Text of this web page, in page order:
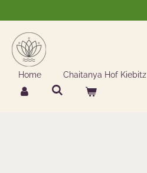
Hauptinhalt
springen
Home Chaitanya Hof Kiebitz